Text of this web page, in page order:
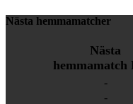
Nästa hemmamatcher
Nästa
hemmamatch
-
-